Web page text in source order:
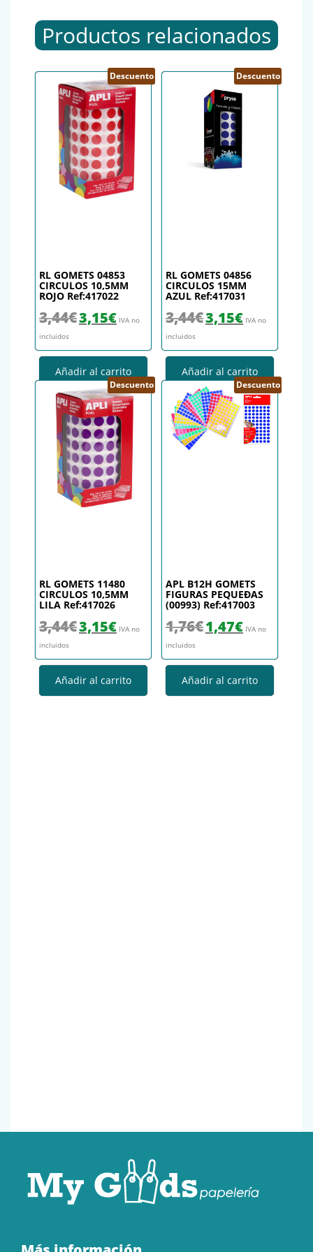
Productos relacionados
Descuento
RL GOMETS 04853
CIRCULOS 10,5MM
ROJO Ref:417022
3,44€ El precio original era: 3,44€.
3,15€El precio actual es: 3,15€.
IVA no
incluidos
Añadir al carrito
Descuento
RL GOMETS 04856
CIRCULOS 15MM
AZUL Ref:417031
3,44€ El precio original era: 3,44€.
3,15€El precio actual
IVA no
incluidos
Añadir al carrito
Descuento
RL GOMETS 11480
CIRCULOS 10,5MM
LILA Ref:417026
3,44€ El precio original era: 3,44€.
3,15€El precio actual es: 3,15€.
IVA no
incluidos
Añadir al carrito
Descuento
APL B12H GOMETS
FIGURAS PEQUEÐAS
(00993) Ref:417003
1,76€ El precio original era: 1,76€.
1,47€El precio actual
IVA no
incluidos
Añadir al carrito